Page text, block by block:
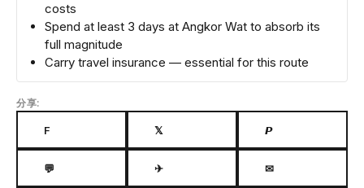
costs
Spend at least 3 days at Angkor Wat to absorb its
full magnitude
Carry travel insurance — essential for this route
分享:
F 𝕏 𝙋
💬 ✈ ✉